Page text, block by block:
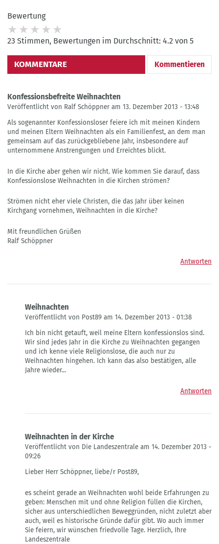
Bewertung
23 Stimmen, Bewertungen im Durchschnitt: 4.2 von 5
KOMMENTARE Kommentieren
Konfessionsbefreite Weihnachten
Veröffentlicht von Ralf Schöppner am 13. Dezember 2013 - 13:48
Als sogenannter Konfessionsloser feiere ich mit meinen Kindern
und meinen Eltern Weihnachten als ein Familienfest, an dem man
gemeinsam auf das zurückgebliebene Jahr, insbesondere auf
unternommene Anstrengungen und Erreichtes blickt.
In die Kirche aber gehen wir nicht. Wie kommen Sie darauf, dass
Konfessionslose Weihnachten in die Kirchen strömen?
Strömen nicht eher viele Christen, die das Jahr über keinen
Kirchgang vornehmen, Weihnachten in die Kirche?
Mit freundlichen Grüßen
Ralf Schöppner
Antworten
Weihnachten
Veröffentlicht von Post89 am 14. Dezember 2013 - 01:38
auf
Konfessionsbefreite
Weihnachten
von
Ralf
Ich bin nicht getauft, weil meine Eltern konfessionslos sind.
Wir sind jedes Jahr in die Kirche zu Weihnachten gegangen
und ich kenne viele Religionslose, die auch nur zu
Weihnachten hingehen. Ich kann das also bestätigen, alle
Jahre wieder...
Antworten
Weihnachten in der Kirche
Veröffentlicht von Die Landeszentrale am 14. Dezember 2013 -
09:26
auf
Weihnachten
von
Ralf
Schöppner
Lieber Herr Schöppner, liebe/r Post89,
es scheint gerade an Weihnachten wohl beide Erfahrungen zu
geben: Menschen mit und ohne Religion füllen die Kirchen,
sicher aus unterschiedlichen Beweggründen, nicht zuletzt aber
auch, weil es historische Gründe dafür gibt. Wo auch immer
Sie feiern, wir wünschen friedvolle Tage. Herzlich, Ihre
Landeszentrale